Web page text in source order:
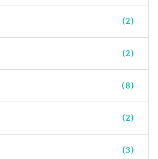
(2)
(2)
(8)
(2)
(3)